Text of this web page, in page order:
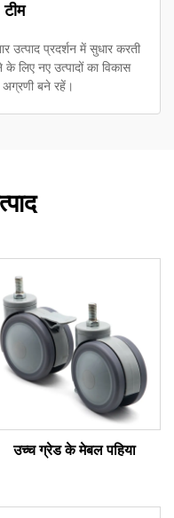
उत्पाद प्रदर्शन में सुधार करती
लिए नए उत्पादों का विकास
बने रहें।
उच्च ग्रेड के मेबल पहिया